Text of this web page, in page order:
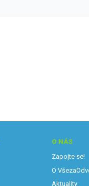
O NÁS
Zapojte se!
O
Aktuality